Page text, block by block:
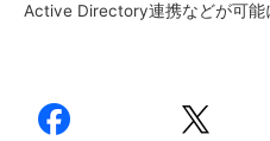
Active Directory連携などが可能